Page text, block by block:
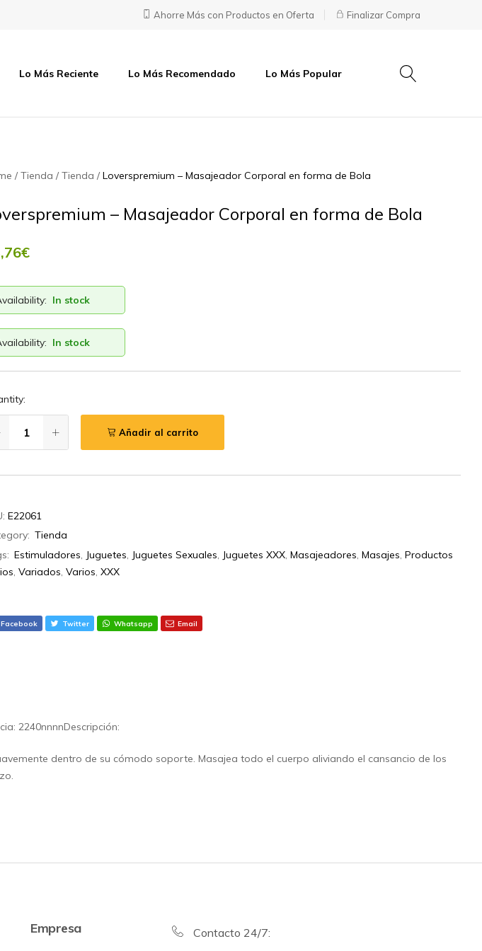
Ahorre Más con Productos en Oferta Finalizar Compra
Lo Más Reciente Lo Más Recomendado Lo Más Popular
Tienda Tienda Loverspremium – Masajeador Corporal en forma de Bola
– Masajeador Corporal en forma de Bola
€
In stock
In stock
Añadir al carrito
E22061
Tienda
Estimuladores, Juguetes, Juguetes Sexuales, Juguetes XXX,Masajeadores,Masajes,Productos
,Variados,Varios,XXX
Facebook Twitter Whatsapp Email
2240nnnnDescripción:
dentro de su cómodo soporte. Masajea todo el cuerpo aliviando el cansancio de los
Empresa Contacto 24/7: